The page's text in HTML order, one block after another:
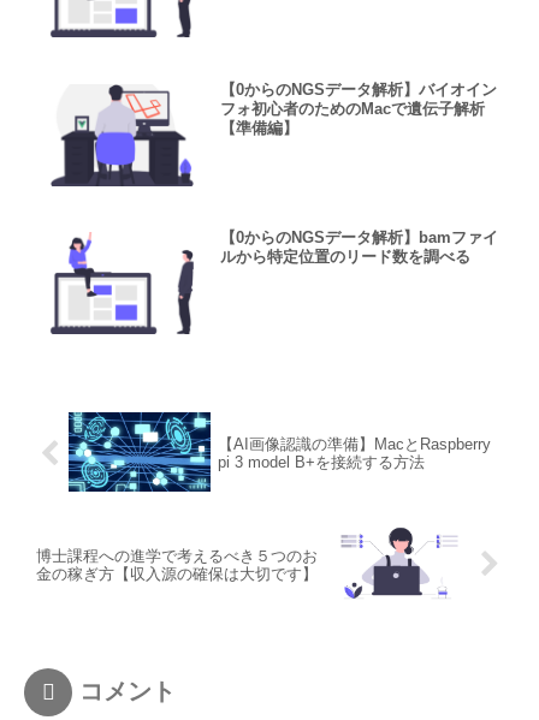
【0からのNGSデータ解析】バイオイン
フォ初心者のためのMacで遺伝子解析
【準備編】
【0からのNGSデータ解析】bamファイ
ルから特定位置のリード数を調べる
【AI画像認識の準備】MacとRaspberry
pi 3 model B+を接続する方法
博士課程への進学で考えるべき５つのお
金の稼ぎ方【収入源の確保は大切です】
コメント